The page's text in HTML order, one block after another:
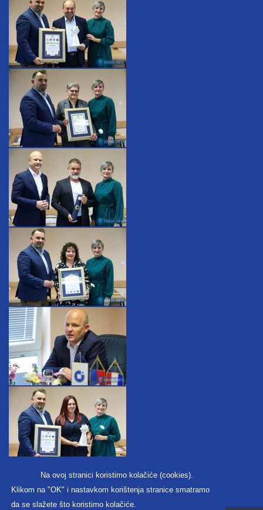
Na ovoj stranici koristimo kolačiće (cookies).
Klikom na "OK" i nastavkom korištenja stranice smatramo
da se slažete što koristimo kolačiće.